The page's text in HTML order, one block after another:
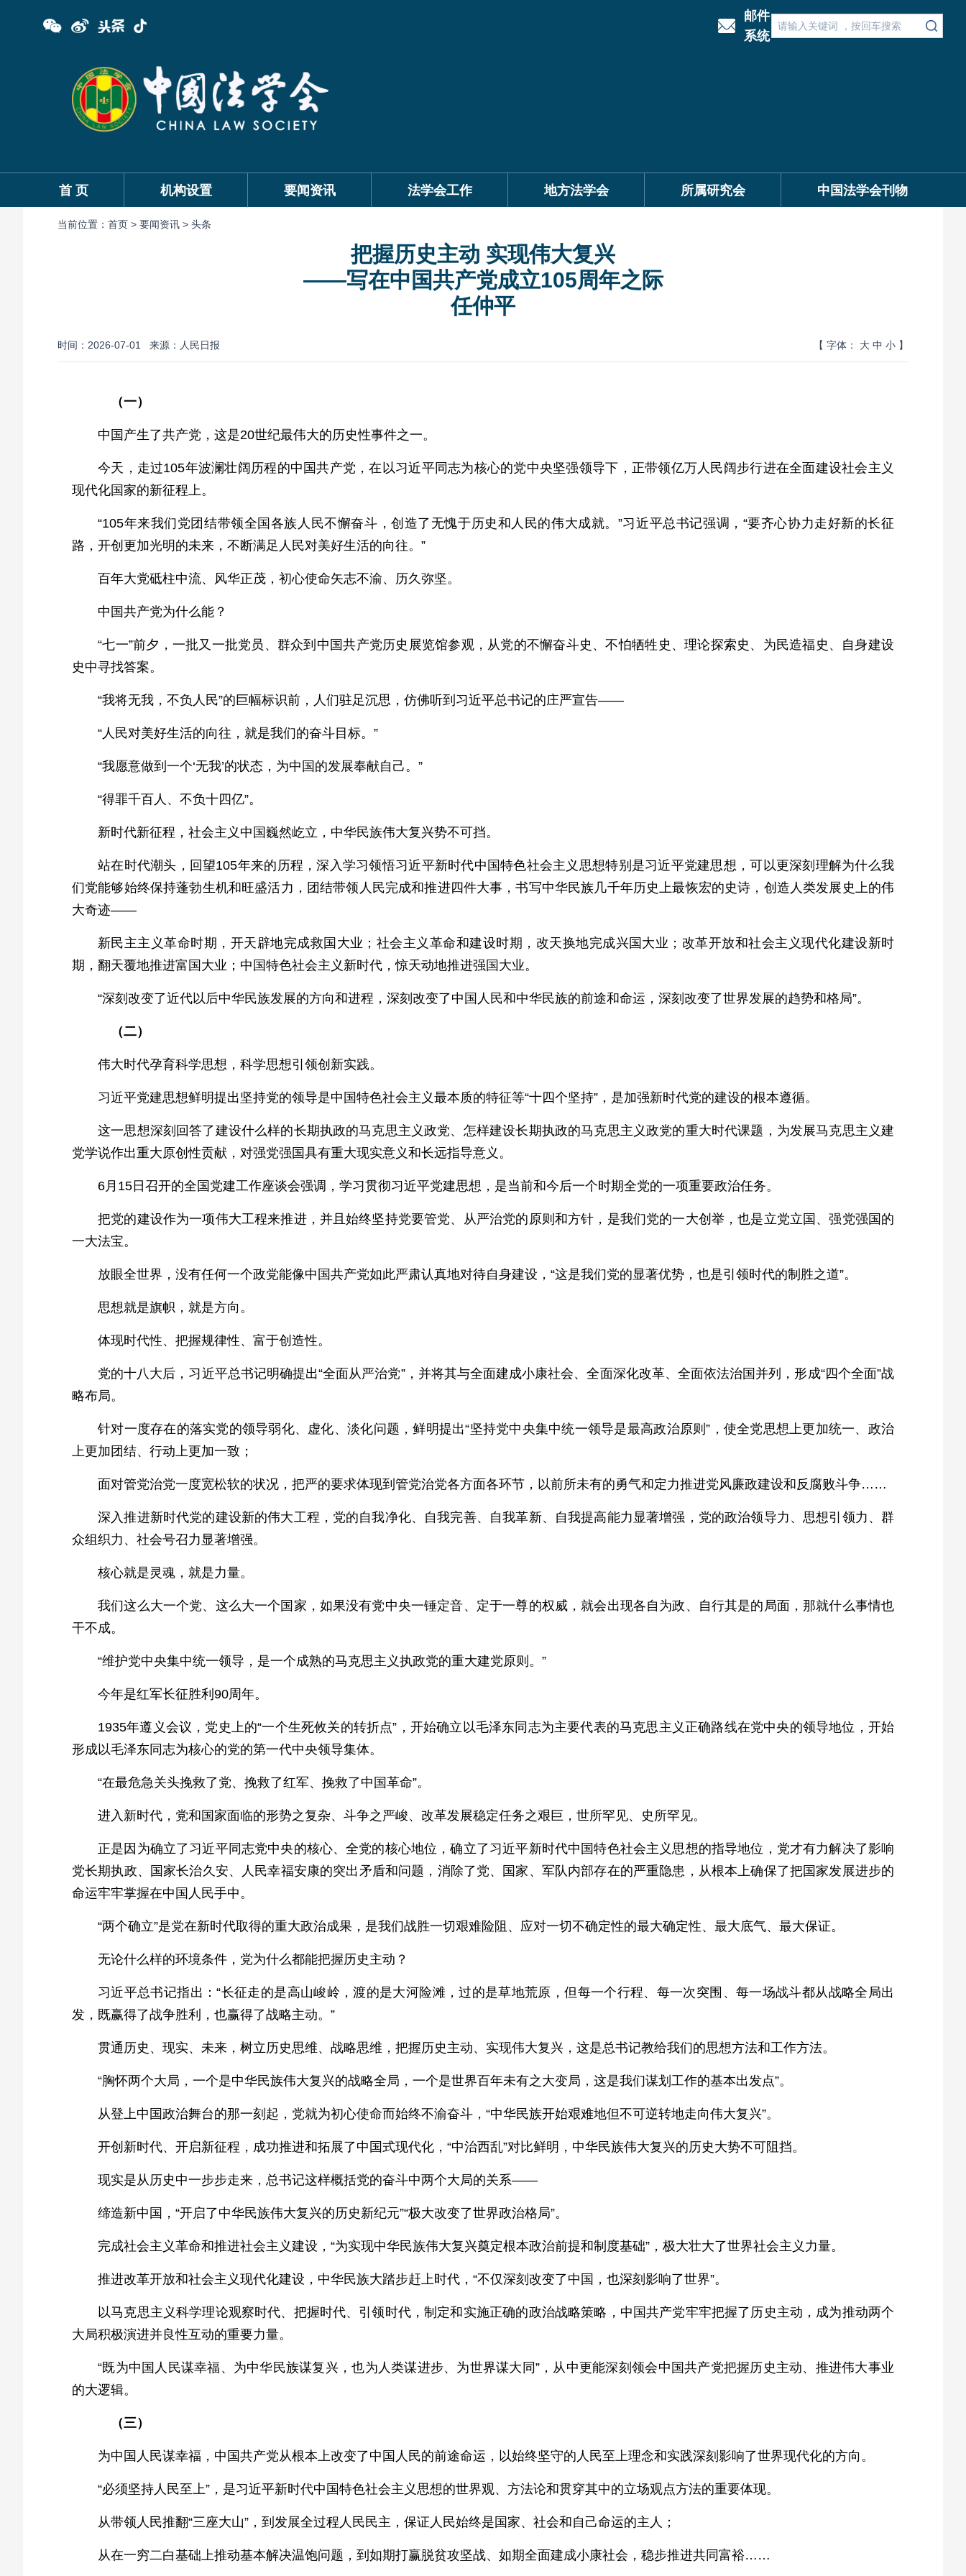
邮件
系统
首 页 机构设置 要闻资讯 法学会工作 地方法学会 所属研究会 中国法学会刊物
当前位置： 首页 > 要闻资讯 > 头条
把握历史主动 实现伟大复兴
——写在中国共产党成立105周年之际
任仲平
时间：2026-07-01 来源：人民日报 【 字体： 大 中 小 】
（一）
中国产生了共产党，这是20世纪最伟大的历史性事件之一。
今天，走过105年波澜壮阔历程的中国共产党，在以习近平同志为核心的党中央坚强领导下，正带领亿万人民阔步行进在全面建设社会主义
现代化国家的新征程上。
“105年来我们党团结带领全国各族人民不懈奋斗，创造了无愧于历史和人民的伟大成就。”习近平总书记强调，“要齐心协力走好新的长征
路，开创更加光明的未来，不断满足人民对美好生活的向往。”
百年大党砥柱中流、风华正茂，初心使命矢志不渝、历久弥坚。
中国共产党为什么能？
“七一”前夕，一批又一批党员、群众到中国共产党历史展览馆参观，从党的不懈奋斗史、不怕牺牲史、理论探索史、为民造福史、自身建设
史中寻找答案。
“我将无我，不负人民”的巨幅标识前，人们驻足沉思，仿佛听到习近平总书记的庄严宣告——
“人民对美好生活的向往，就是我们的奋斗目标。”
“我愿意做到一个‘无我’的状态，为中国的发展奉献自己。”
“得罪千百人、不负十四亿”。
新时代新征程，社会主义中国巍然屹立，中华民族伟大复兴势不可挡。
站在时代潮头，回望105年来的历程，深入学习领悟习近平新时代中国特色社会主义思想特别是习近平党建思想，可以更深刻理解为什么我
们党能够始终保持蓬勃生机和旺盛活力，团结带领人民完成和推进四件大事，书写中华民族几千年历史上最恢宏的史诗，创造人类发展史上的伟
大奇迹——
新民主主义革命时期，开天辟地完成救国大业；社会主义革命和建设时期，改天换地完成兴国大业；改革开放和社会主义现代化建设新时
期，翻天覆地推进富国大业；中国特色社会主义新时代，惊天动地推进强国大业。
“深刻改变了近代以后中华民族发展的方向和进程，深刻改变了中国人民和中华民族的前途和命运，深刻改变了世界发展的趋势和格局”。
（二）
伟大时代孕育科学思想，科学思想引领创新实践。
习近平党建思想鲜明提出坚持党的领导是中国特色社会主义最本质的特征等“十四个坚持”，是加强新时代党的建设的根本遵循。
这一思想深刻回答了建设什么样的长期执政的马克思主义政党、怎样建设长期执政的马克思主义政党的重大时代课题，为发展马克思主义建
党学说作出重大原创性贡献，对强党强国具有重大现实意义和长远指导意义。
6月15日召开的全国党建工作座谈会强调，学习贯彻习近平党建思想，是当前和今后一个时期全党的一项重要政治任务。
把党的建设作为一项伟大工程来推进，并且始终坚持党要管党、从严治党的原则和方针，是我们党的一大创举，也是立党立国、强党强国的
一大法宝。
放眼全世界，没有任何一个政党能像中国共产党如此严肃认真地对待自身建设，“这是我们党的显著优势，也是引领时代的制胜之道”。
思想就是旗帜，就是方向。
体现时代性、把握规律性、富于创造性。
党的十八大后，习近平总书记明确提出“全面从严治党”，并将其与全面建成小康社会、全面深化改革、全面依法治国并列，形成“四个全面”战
略布局。
针对一度存在的落实党的领导弱化、虚化、淡化问题，鲜明提出“坚持党中央集中统一领导是最高政治原则”，使全党思想上更加统一、政治
上更加团结、行动上更加一致；
面对管党治党一度宽松软的状况，把严的要求体现到管党治党各方面各环节，以前所未有的勇气和定力推进党风廉政建设和反腐败斗争……
深入推进新时代党的建设新的伟大工程，党的自我净化、自我完善、自我革新、自我提高能力显著增强，党的政治领导力、思想引领力、群
众组织力、社会号召力显著增强。
核心就是灵魂，就是力量。
我们这么大一个党、这么大一个国家，如果没有党中央一锤定音、定于一尊的权威，就会出现各自为政、自行其是的局面，那就什么事情也
干不成。
“维护党中央集中统一领导，是一个成熟的马克思主义执政党的重大建党原则。”
今年是红军长征胜利90周年。
1935年遵义会议，党史上的“一个生死攸关的转折点”，开始确立以毛泽东同志为主要代表的马克思主义正确路线在党中央的领导地位，开始
形成以毛泽东同志为核心的党的第一代中央领导集体。
“在最危急关头挽救了党、挽救了红军、挽救了中国革命”。
进入新时代，党和国家面临的形势之复杂、斗争之严峻、改革发展稳定任务之艰巨，世所罕见、史所罕见。
正是因为确立了习近平同志党中央的核心、全党的核心地位，确立了习近平新时代中国特色社会主义思想的指导地位，党才有力解决了影响
党长期执政、国家长治久安、人民幸福安康的突出矛盾和问题，消除了党、国家、军队内部存在的严重隐患，从根本上确保了把国家发展进步的
命运牢牢掌握在中国人民手中。
“两个确立”是党在新时代取得的重大政治成果，是我们战胜一切艰难险阻、应对一切不确定性的最大确定性、最大底气、最大保证。
无论什么样的环境条件，党为什么都能把握历史主动？
习近平总书记指出：“长征走的是高山峻岭，渡的是大河险滩，过的是草地荒原，但每一个行程、每一次突围、每一场战斗都从战略全局出
发，既赢得了战争胜利，也赢得了战略主动。”
贯通历史、现实、未来，树立历史思维、战略思维，把握历史主动、实现伟大复兴，这是总书记教给我们的思想方法和工作方法。
“胸怀两个大局，一个是中华民族伟大复兴的战略全局，一个是世界百年未有之大变局，这是我们谋划工作的基本出发点”。
从登上中国政治舞台的那一刻起，党就为初心使命而始终不渝奋斗，“中华民族开始艰难地但不可逆转地走向伟大复兴”。
开创新时代、开启新征程，成功推进和拓展了中国式现代化，“中治西乱”对比鲜明，中华民族伟大复兴的历史大势不可阻挡。
现实是从历史中一步步走来，总书记这样概括党的奋斗中两个大局的关系——
缔造新中国，“开启了中华民族伟大复兴的历史新纪元”“极大改变了世界政治格局”。
完成社会主义革命和推进社会主义建设，“为实现中华民族伟大复兴奠定根本政治前提和制度基础”，极大壮大了世界社会主义力量。
推进改革开放和社会主义现代化建设，中华民族大踏步赶上时代，“不仅深刻改变了中国，也深刻影响了世界”。
以马克思主义科学理论观察时代、把握时代、引领时代，制定和实施正确的政治战略策略，中国共产党牢牢把握了历史主动，成为推动两个
大局积极演进并良性互动的重要力量。
“既为中国人民谋幸福、为中华民族谋复兴，也为人类谋进步、为世界谋大同”，从中更能深刻领会中国共产党把握历史主动、推进伟大事业
的大逻辑。
（三）
为中国人民谋幸福，中国共产党从根本上改变了中国人民的前途命运，以始终坚守的人民至上理念和实践深刻影响了世界现代化的方向。
“必须坚持人民至上”，是习近平新时代中国特色社会主义思想的世界观、方法论和贯穿其中的立场观点方法的重要体现。
从带领人民推翻“三座大山”，到发展全过程人民民主，保证人民始终是国家、社会和自己命运的主人；
从在一穷二白基础上推动基本解决温饱问题，到如期打赢脱贫攻坚战、如期全面建成小康社会，稳步推进共同富裕……